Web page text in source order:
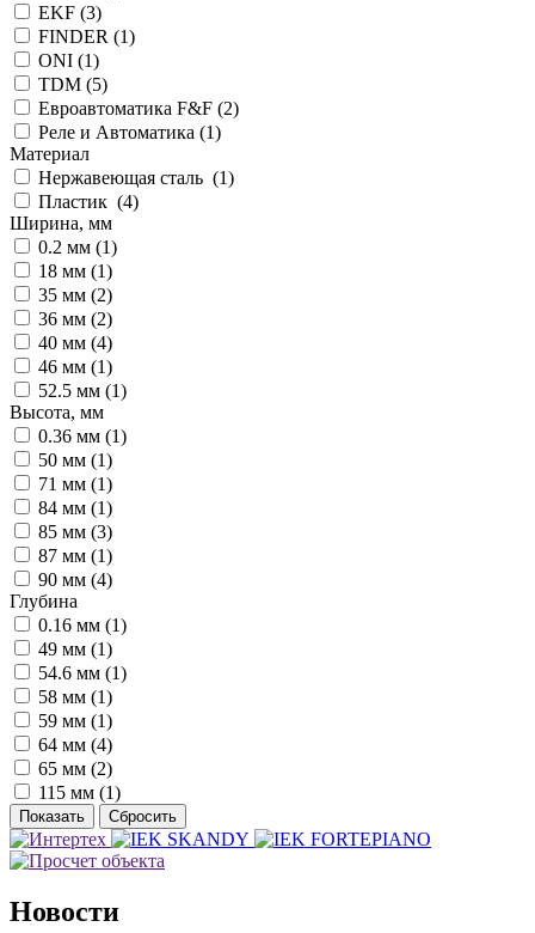
EKF (3)
FINDER (1)
ONI (1)
TDM (5)
Евроавтоматика F&F (2)
Реле и Автоматика (1)
Материал
Нержавеющая сталь (1)
Пластик (4)
Ширина, мм
0.2 мм (1)
18 мм (1)
35 мм (2)
36 мм (2)
40 мм (4)
46 мм (1)
52.5 мм (1)
Высота, мм
0.36 мм (1)
50 мм (1)
71 мм (1)
84 мм (1)
85 мм (3)
87 мм (1)
90 мм (4)
Глубина
0.16 мм (1)
49 мм (1)
54.6 мм (1)
58 мм (1)
59 мм (1)
64 мм (4)
65 мм (2)
115 мм (1)
Новости